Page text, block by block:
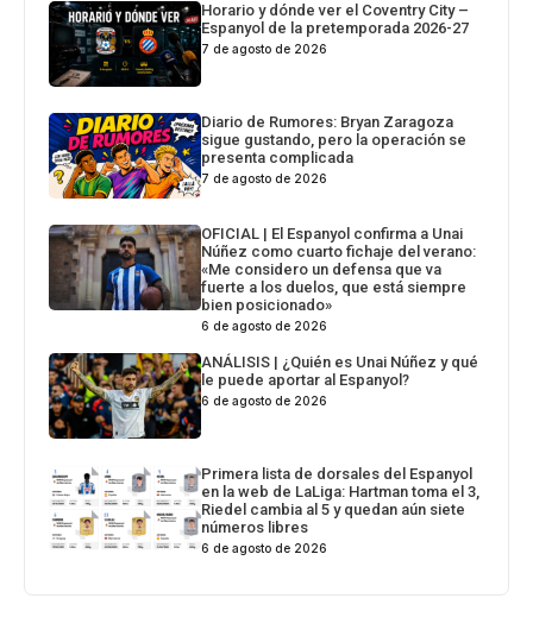
Horario y dónde ver el Coventry City –
Espanyol de la pretemporada 2026-27
7 de agosto de 2026
Diario de Rumores: Bryan Zaragoza
sigue gustando, pero la operación se
presenta complicada
7 de agosto de 2026
OFICIAL | El Espanyol confirma a Unai
Núñez como cuarto fichaje del verano:
«Me considero un defensa que va
fuerte a los duelos, que está siempre
bien posicionado»
6 de agosto de 2026
ANÁLISIS | ¿Quién es Unai Núñez y qué
le puede aportar al Espanyol?
6 de agosto de 2026
Primera lista de dorsales del Espanyol
en la web de LaLiga: Hartman toma el 3,
Riedel cambia al 5 y quedan aún siete
números libres
6 de agosto de 2026